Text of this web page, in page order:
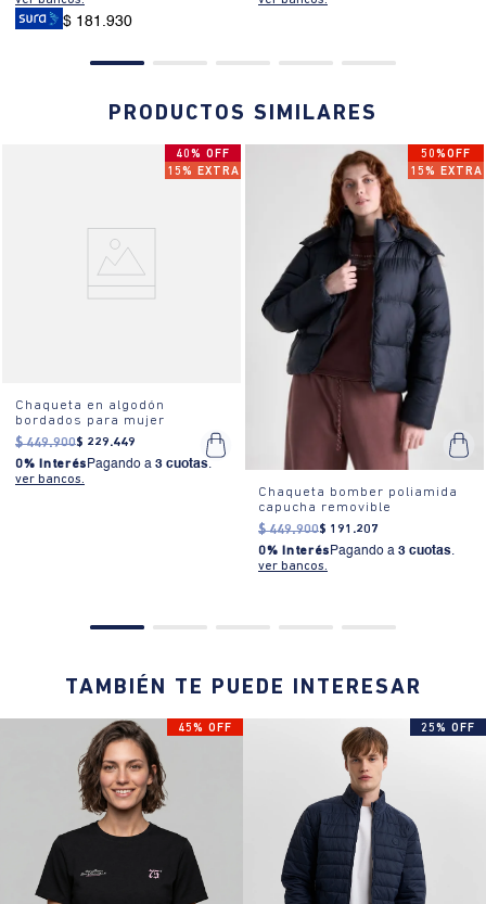
$ 181.930
PRODUCTOS SIMILARES
40% OFF
15% EXTRA
Chaqueta en algodón
bordados para mujer
$ 449.900$ 229.449
0% Interés Pagando a 3 cuotas.
ver bancos.
50%OFF
15% EXTRA
Chaqueta bomber poliamida
capucha removible
$ 449.900$ 191 .207
0% Interés Pagando a 3 cuotas.
ver bancos.
TAMBIÉN TE PUEDE INTERESAR
45% OFF 25% OFF